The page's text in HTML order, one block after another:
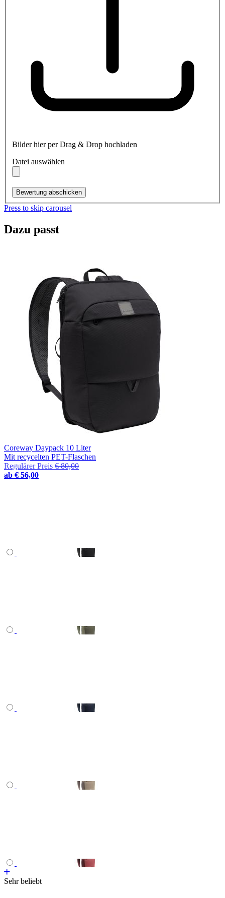
Bilder hier per Drag & Drop hochladen
Datei auswählen
Bewertung abschicken
Press to skip carousel
Dazu passt
Coreway Daypack 10 Liter
Mit recycelten PET-Flaschen
Regulärer Preis € 80,00
ab € 56,00
Sehr beliebt